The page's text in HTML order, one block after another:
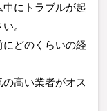
にトラブルが起
。
どのくらいの経
高い業者がオス